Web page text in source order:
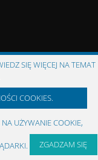
SIĘ WIĘCEJ NA TEMAT
COOKIES.
UŻYWANIE COOKIE,
ZGADZAM SIĘ